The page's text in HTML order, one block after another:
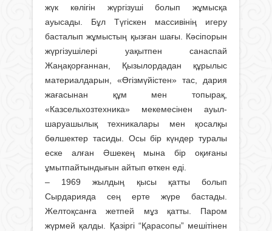
жүк көлігін жүргізуші болып жұмысқа
ауысады. Бұл Түгіскен массиві­нің игеру
басталып жұмыстың қызған шағы. Кәсіпорын
жүргізушілері уақытпен санаспай
Жаңақорғаннан, Қызылордадан құрылыс
материалдарын, «Өгізмүйістен» тас, дария
жағасынан құм мен топырақ,
«Казсельхозтехника» мекемесінен ауыл­
шаруашылық техникалары мен қосалқы
бөлшектер тасиды. Осы бір күндер туралы
еске алған Әшекең мына бір оқиғаны
ұмытпайтындығын айтып өткен еді.
– 1969 жылдың қысы қатты болып
Сырдарияда сең ерте жүре бастады.
Желтоқсанға жетпей мұз қатты. Паром
жүрмей қалды. Қазіргі “Қарасопы” мешітінен